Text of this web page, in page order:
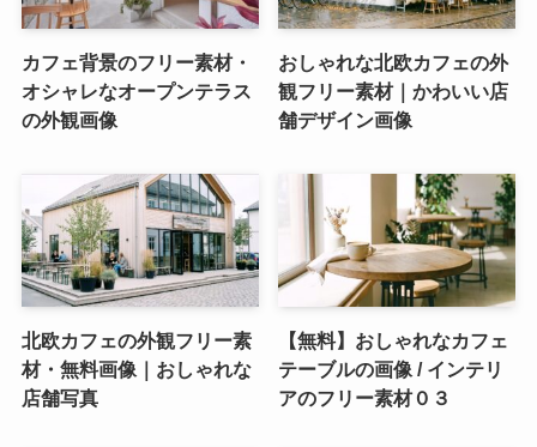
カフェ背景のフリー素材・
オシャレなオープンテラス
の外観画像
おしゃれな北欧カフェの外
観フリー素材｜かわいい店
舗デザイン画像
北欧カフェの外観フリー素
材・無料画像｜おしゃれな
店舗写真
【無料】おしゃれなカフェ
テーブルの画像 / インテリ
アのフリー素材０３